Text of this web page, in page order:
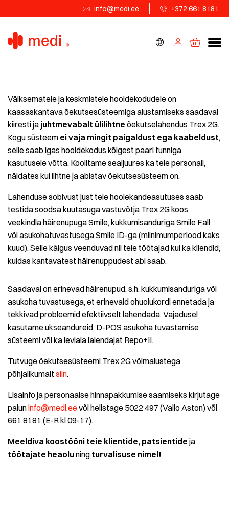
info@medi.ee +372 661 8181
Väiksematele ja keskmistele hooldekodudele on
kaasaskantava õekutsesüsteemiga alustamiseks saadaval
kiiresti ja juhtmevabalt ülilihtne õekutselahendus Trex 2G.
Kogu süsteem ei vaja mingit paigaldust ega kaabeldust,
selle saab igas hooldekodus kõigest paari tunniga
kasutusele võtta. Koolitame sealjuures ka teie personali,
näidates kui lihtne ja abistav õekutsesüsteem on.
Lahenduse sobivust just teie hoolekandeasutuses saab
testida soodsa kuutasuga vastuvõtja Trex 2G koos
veekindla häirenupuga Smile, kukkumisanduriga Smile Fall
või asukohatuvastusega Smile ID-ga (miinimumperiood kaks
kuud). Selle käigus veenduvad nii teie töötajad kui ka kliendid,
kuidas kantavatest häirenuppudest abi saab.
Saadaval on erinevad häirenupud, s.h. kukkumisanduriga või
asukoha tuvastusega, et erinevaid ohuolukordi ennetada ja
tekkivad probleemid efektiivselt lahendada. Vajadusel
kasutame ukseandureid, D-POS asukoha tuvastamise
süsteemi või ka leviala laiendajat Repo+II.
Tutvuge õekutsesüsteemi Trex 2G võimalustega
põhjalikumalt siin.
Lisainfo ja personaalse hinnapakkumise saamiseks kirjutage
paluninfo@medi.eevõi helistage 5022 497 (Vallo Aston) või
661 8181 (E-R kl 09-17).
Meeldiva koostööni teie klientide, patsientide ja
töötajate heaoluning turvalisuse nimel!